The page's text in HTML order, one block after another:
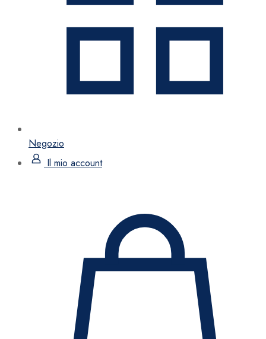
Negozio
Il mio account